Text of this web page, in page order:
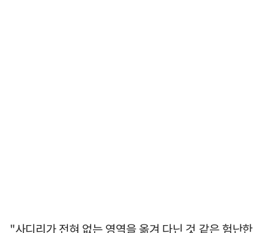
"사디리가 전혀 없는 영역을 옮겨 다닌 것 같은 험난한